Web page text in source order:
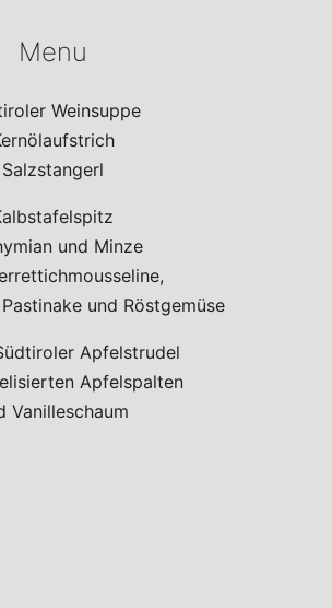
Menu
Weinsuppe
Salzstangerl
und Minze
und Röstgemüse
Apfelstrudel
Apfelspalten
Vanilleschaum